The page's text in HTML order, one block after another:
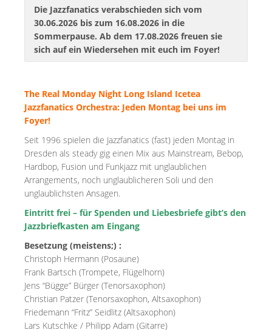
NEWSLETTER
Die Jazzfanatics verabschieden sich vom
30.06.2026 bis zum 16.08.2026 in die
Sommerpause. Ab dem 17.08.2026 freuen sie
sich auf ein Wiedersehen mit euch im Foyer!
The Real Monday Night Long Island Icetea
Jazzfanatics Orchestra: Jeden Montag bei uns im
Foyer!
Seit 1996 spielen die Jazzfanatics (fast) jeden Montag in
Dresden als steady gig einen Mix aus Mainstream, Bebop,
Hardbop, Fusion und Funkjazz mit unglaublichen
Arrangements, noch unglaublicheren Soli und den
unglaublichsten Ansagen.
Eintritt frei – für Spenden und Liebesbriefe gibt’s den
Jazzbriefkasten am Eingang
Besetzung (meistens;) :
Christoph Hermann (Posaune)
Frank Bartsch (Trompete, Flügelhorn)
Jens “Bügge” Bürger (Tenorsaxophon)
Christian Patzer (Tenorsaxophon, Altsaxophon)
Friedemann “Fritz” Seidlitz (Altsaxophon)
Lars Kutschke / Philipp Adam (Gitarre)